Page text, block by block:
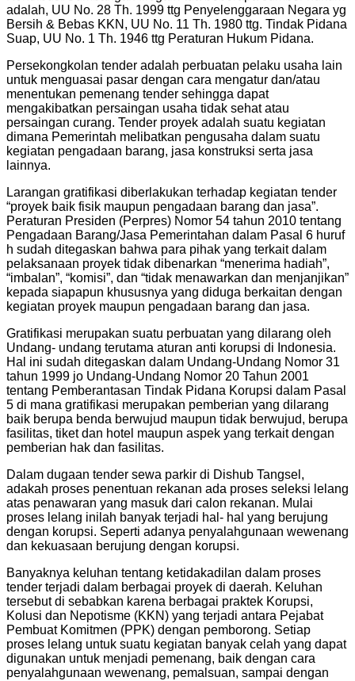
adalah, UU No. 28 Th. 1999 ttg Penyelenggaraan Negara yg
Bersih & Bebas KKN, UU No. 11 Th. 1980 ttg. Tindak Pidana
Suap, UU No. 1 Th. 1946 ttg Peraturan Hukum Pidana.
Persekongkolan tender adalah perbuatan pelaku usaha lain
untuk menguasai pasar dengan cara mengatur dan/atau
menentukan pemenang tender sehingga dapat
mengakibatkan persaingan usaha tidak sehat atau
persaingan curang. Tender proyek adalah suatu kegiatan
dimana Pemerintah melibatkan pengusaha dalam suatu
kegiatan pengadaan barang, jasa konstruksi serta jasa
lainnya.
Larangan gratifikasi diberlakukan terhadap kegiatan tender
“proyek baik fisik maupun pengadaan barang dan jasa”.
Peraturan Presiden (Perpres) Nomor 54 tahun 2010 tentang
Pengadaan Barang/Jasa Pemerintahan dalam Pasal 6 huruf
h sudah ditegaskan bahwa para pihak yang terkait dalam
pelaksanaan proyek tidak dibenarkan “menerima hadiah”,
“imbalan”, “komisi”, dan “tidak menawarkan dan menjanjikan”
kepada siapapun khususnya yang diduga berkaitan dengan
kegiatan proyek maupun pengadaan barang dan jasa.
Gratifikasi merupakan suatu perbuatan yang dilarang oleh
Undang- undang terutama aturan anti korupsi di Indonesia.
Hal ini sudah ditegaskan dalam Undang-Undang Nomor 31
tahun 1999 jo Undang-Undang Nomor 20 Tahun 2001
tentang Pemberantasan Tindak Pidana Korupsi dalam Pasal
5 di mana gratifikasi merupakan pemberian yang dilarang
baik berupa benda berwujud maupun tidak berwujud, berupa
fasilitas, tiket dan hotel maupun aspek yang terkait dengan
pemberian hak dan fasilitas.
Dalam dugaan tender sewa parkir di Dishub Tangsel,
adakah proses penentuan rekanan ada proses seleksi lelang
atas penawaran yang masuk dari calon rekanan. Mulai
proses lelang inilah banyak terjadi hal- hal yang berujung
dengan korupsi. Seperti adanya penyalahgunaan wewenang
dan kekuasaan berujung dengan korupsi.
Banyaknya keluhan tentang ketidakadilan dalam proses
tender terjadi dalam berbagai proyek di daerah. Keluhan
tersebut di sebabkan karena berbagai praktek Korupsi,
Kolusi dan Nepotisme (KKN) yang terjadi antara Pejabat
Pembuat Komitmen (PPK) dengan pemborong. Setiap
proses lelang untuk suatu kegiatan banyak celah yang dapat
digunakan untuk menjadi pemenang, baik dengan cara
penyalahgunaan wewenang, pemalsuan, sampai dengan